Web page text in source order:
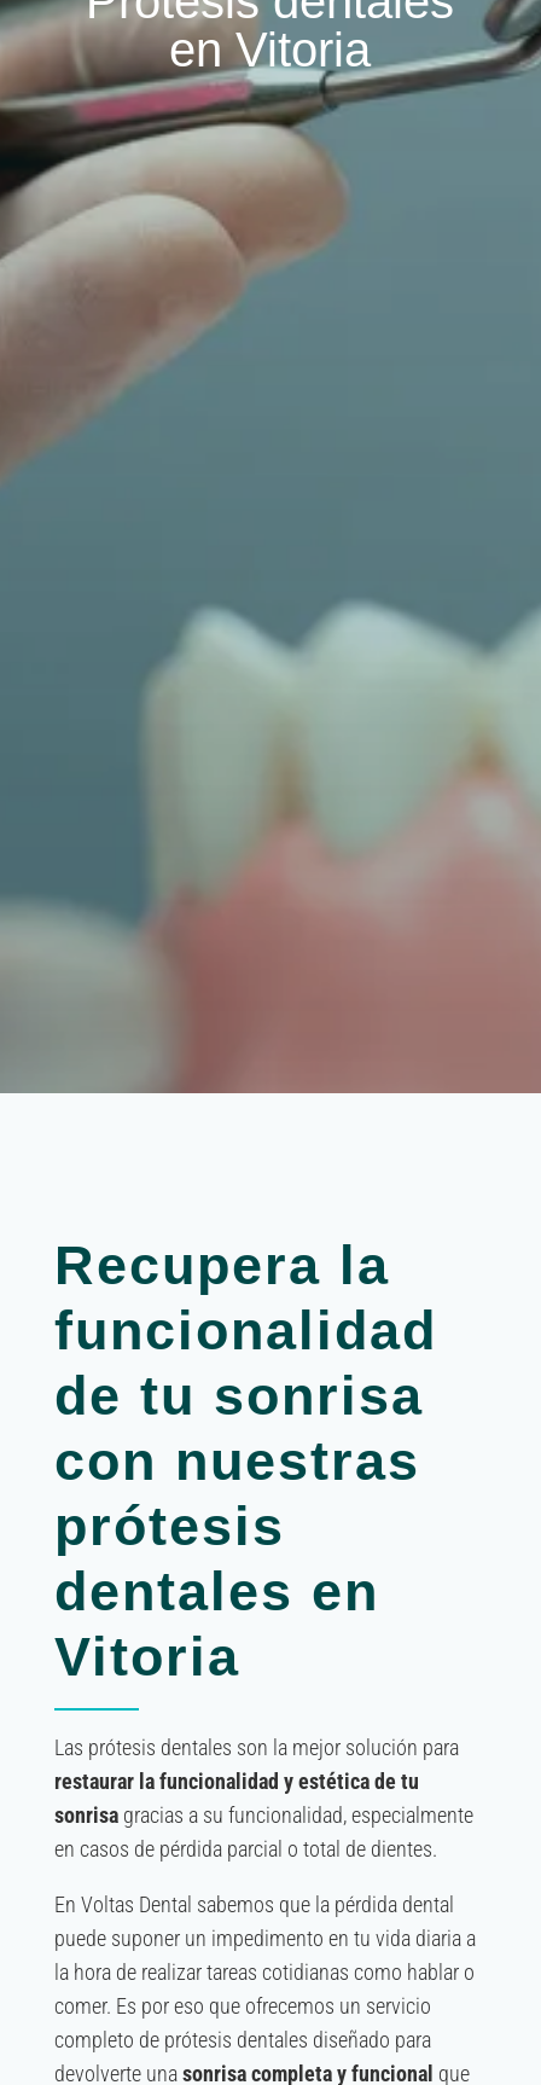
en Vitoria
Recupera la
funcionalidad
de tu sonrisa
con nuestras
prótesis
dentales en
Vitoria
Las prótesis dentales son la mejor solución para
restaurar la funcionalidad y estética de tu
sonrisagracias a su funcionalidad, especialmente
en casos de pérdida parcial o total de dientes.
En Voltas Dental sabemos que la pérdida dental
puede suponer un impedimento en tu vida diaria a
la hora de realizar tareas cotidianas como hablar o
comer. Es por eso que ofrecemos un servicio
completo de prótesis dentales diseñado para
devolverte unasonrisa completa y funcional que